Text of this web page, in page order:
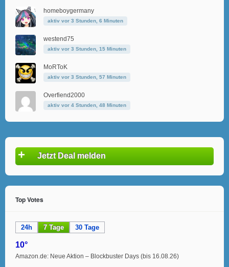
homeboygermany
aktiv vor 3 Stunden, 6 Minuten
westend75
aktiv vor 3 Stunden, 15 Minuten
MoRToK
aktiv vor 3 Stunden, 57 Minuten
Overfiend2000
aktiv vor 4 Stunden, 48 Minuten
+ Jetzt Deal melden
Top Votes
24h 7 Tage 30 Tage
10°
Amazon.de: Neue Aktion – Blockbuster Days (bis 16.08.26)